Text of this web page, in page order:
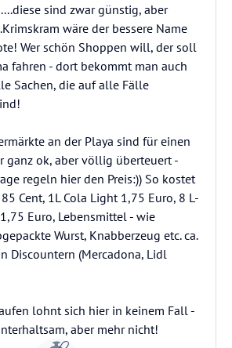
sind zwar günstig, aber
wäre der bessere Name
Wer schön Shoppen will, der soll
fahren - dort bekommt man auch
Sachen, die auf alle Fälle
an der Playa sind für einen
ganz ok, aber völlig überteuert -
regeln hier den Preis:)) So kostet
Cent, 1L Cola Light 1,75 Euro, 8 L-
Euro, Lebensmittel - wie
Wurst, Knabberzeug etc. ca.
Discountern (Mercadona, Lidl
lohnt sich hier in keinem Fall -
aber mehr nicht!